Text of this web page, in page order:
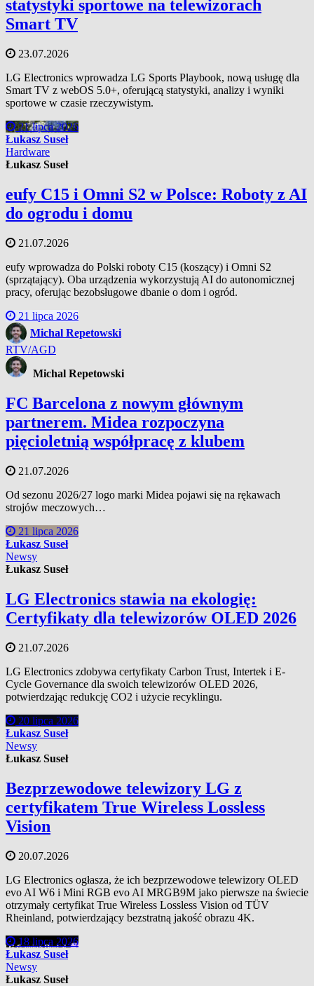
statystyki sportowe na telewizorach
Smart TV
23.07.2026
LG Electronics wprowadza LG Sports Playbook, nową usługę dla
Smart TV z webOS 5.0+, oferującą statystyki, analizy i wyniki
sportowe w czasie rzeczywistym.
21 lipca 2026
Łukasz Suseł
Hardware
Łukasz Suseł
eufy C15 i Omni S2 w Polsce: Roboty z AI
do ogrodu i domu
21.07.2026
eufy wprowadza do Polski roboty C15 (koszący) i Omni S2
(sprzątający). Oba urządzenia wykorzystują AI do autonomicznej
pracy, oferując bezobsługowe dbanie o dom i ogród.
21 lipca 2026
Michal Repetowski
RTV/AGD
Michal Repetowski
FC Barcelona z nowym głównym
partnerem. Midea rozpoczyna
pięcioletnią współpracę z klubem
21.07.2026
Od sezonu 2026/27 logo marki Midea pojawi się na rękawach
strojów meczowych…
21 lipca 2026
Łukasz Suseł
Newsy
Łukasz Suseł
LG Electronics stawia na ekologię:
Certyfikaty dla telewizorów OLED 2026
21.07.2026
LG Electronics zdobywa certyfikaty Carbon Trust, Intertek i E-
Cycle Governance dla swoich telewizorów OLED 2026,
potwierdzając redukcję CO2 i użycie recyklingu.
20 lipca 2026
Łukasz Suseł
Newsy
Łukasz Suseł
Bezprzewodowe telewizory LG z
certyfikatem True Wireless Lossless
Vision
20.07.2026
LG Electronics ogłasza, że ich bezprzewodowe telewizory OLED
evo AI W6 i Mini RGB evo AI MRGB9M jako pierwsze na świecie
otrzymały certyfikat True Wireless Lossless Vision od TÜV
Rheinland, potwierdzający bezstratną jakość obrazu 4K.
18 lipca 2026
Łukasz Suseł
Newsy
Łukasz Suseł